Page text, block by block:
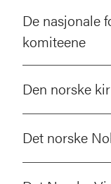
De nasjonale
komiteene
Den norske
Det norske